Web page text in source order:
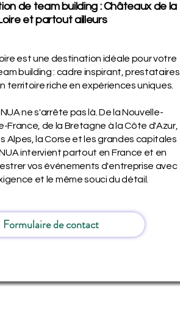
de team building : Châteaux de la
et partout ailleurs
est une destination idéale pour votre
building : cadre inspirant, prestataires
territoire riche en expériences uniques.
ne s'arrête pas là. De la Nouvelle-
France, de la Bretagne à la Côte d'Azur,
Alpes, la Corse et les grandes capitales
intervient partout en France et en
vos événements d'entreprise avec
et le même souci du détail.
Formulaire de contact